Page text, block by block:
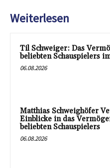
Weiterlesen
Til Schweiger: Das
beliebten Schauspielers
06.08.2026
Matthias Schweighöfer
Einblicke in das
beliebten Schauspielers
06.08.2026